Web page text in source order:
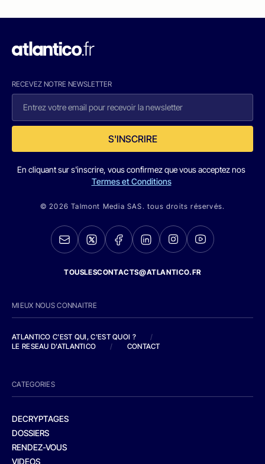
RECEVEZ NOTRE NEWSLETTER
S'INSCRIRE
En cliquant sur s'inscrire, vous confirmez que vous acceptez nos
Termes et Conditions
© 2026 Talmont Media SAS. tous droits réservés.
TOUSLESCONTACTS@ATLANTICO.FR
MIEUX NOUS CONNAITRE
ATLANTICO C'EST QUI, C'EST QUOI ?
/
LE RESEAU D'ATLANTICO
/ CONTACT
CATEGORIES
DECRYPTAGES
DOSSIERS
RENDEZ-VOUS
VIDEOS